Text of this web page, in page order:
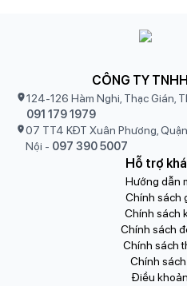
CÔNG TY
124-126 Hàm Nghi, Thạc Gián,
091 179 1979
07 TT4 KĐT Xuân Phương,
Nội - 097 390 5007
Hỗ trợ
Hướng dẫn
Chính sách
Chính sách
Chính sách
Chính sách
Chính
Điều